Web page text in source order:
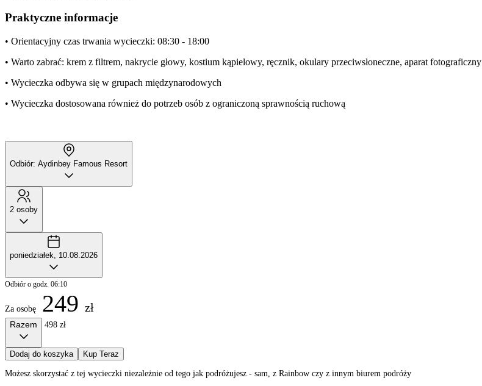
Praktyczne informacje
• Orientacyjny czas trwania wycieczki: 08:30 - 18:00
• Warto zabrać: krem z filtrem, nakrycie głowy, kostium kąpielowy, ręcznik, okulary przeciwsłoneczne, aparat fotograficzny
• Wycieczka odbywa się w grupach międzynarodowych
• Wycieczka dostosowana również do potrzeb osób z ograniczoną sprawnością ruchową
Odbiór: Aydinbey Famous Resort
2 osoby
poniedziałek, 10.08.2026
Odbiór o godz. 06:10
Za osobę 249 zł
Razem 498 zł
Dodaj do koszyka Kup Teraz
Możesz skorzystać z tej wycieczki niezależnie od tego jak podróżujesz - sam, z Rainbow czy z innym biurem podróży